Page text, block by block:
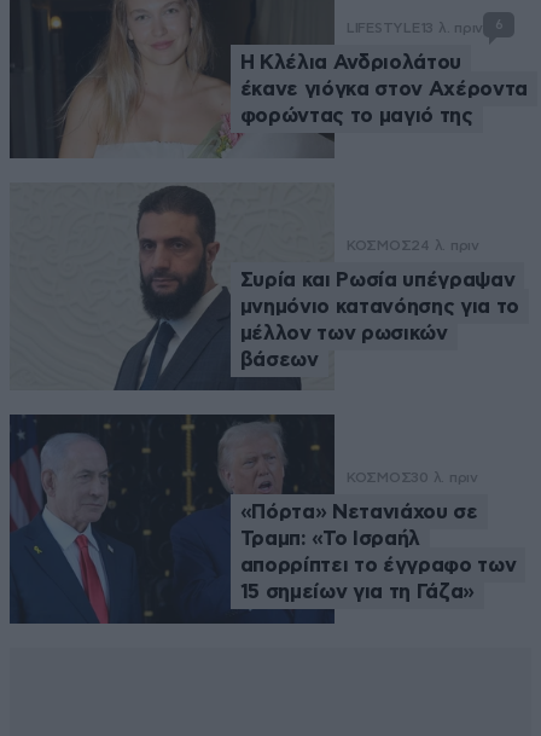
LIFESTYLE 13 λ. πριν 6
Η Κλέλια Ανδριολάτου
έκανε γιόγκα στον Αχέροντα
φορώντας το μαγιό της
ΚΟΣΜΟΣ24 λ. πριν
Συρία και Ρωσία υπέγραψαν
μνημόνιο κατανόησης για το
μέλλον των ρωσικών
βάσεων
ΚΟΣΜΟΣ30 λ. πριν
«Πόρτα» Νετανιάχου σε
Τραμπ: «Το Ισραήλ
απορρίπτει το έγγραφο των
15 σημείων για τη Γάζα»